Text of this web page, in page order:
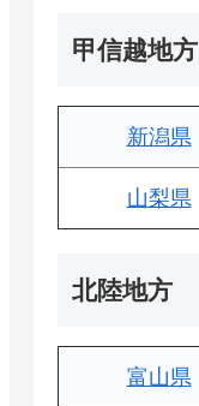
甲信越地方
新潟県
山梨県
北陸地方
富山県